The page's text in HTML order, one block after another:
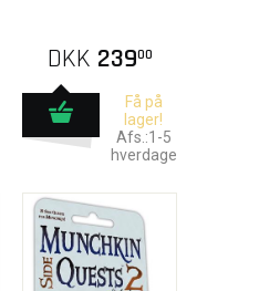
DKK 23900
Få på
lager!
Afs.:1-5
hverdage